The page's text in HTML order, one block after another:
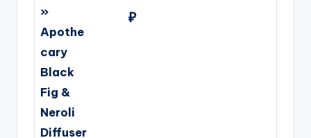
»
Apothe
cary
Black
Fig &
Neroli
Diffuser
₽